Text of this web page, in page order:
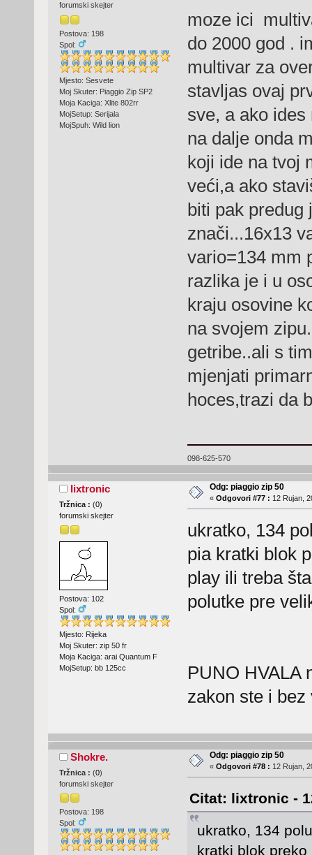
forumski skejter
Postova: 198
Spol:
Mjesto: Sesvete
Moj Skuter: Piaggio Zip SP2
Moja Kaciga: Xlite 802rr
MojSetup: Serijala
MojSpuh: Wild lion
moze ici
do 2000 god .
multivar za
stavljas ovaj
sve, a ako
na dalje onda
koji ide na tvoj
veći,a ako
biti pak predug
znači...16x13
vario=134 mm
razlika je i u
kraju osovine
na svojem
getribe..ali s
mjenjati
hoces,trazi da
098-625-570
lixtronic
Tržnica : (0)
forumski skejter
Postova: 102
Spol:
Mjesto: Rijeka
Moj Skuter: zip 50 fr
Moja Kaciga: arai Quantum F
MojSetup: bb 125cc
Odg: piaggio zip 50
« Odgovori #77 : 12 Rujan,
ukratko, 134
pia kratki blok
play ili treba
polutke pre
PUNO HVALA
zakon ste i
Shokre.
Tržnica : (0)
forumski skejter
Postova: 198
Spol:
Odg: piaggio zip 50
« Odgovori #78 : 12 Rujan,
Citat: lixtronic -
ukratko, 134
kratki blok